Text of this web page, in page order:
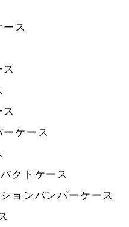
ス
ーケース
クトケース
ョンバンパーケース